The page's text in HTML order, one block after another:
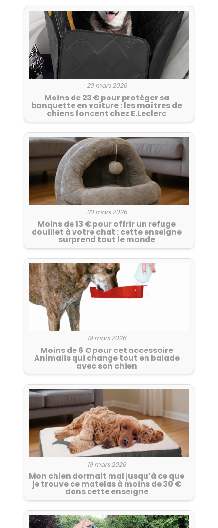
20 mars 2026
Moins de 23 € pour protéger sa
banquette en voiture : les maîtres de
chiens foncent chez E.Leclerc
20 mars 2026
Moins de 13 € pour offrir un refuge
douillet à votre chat : cette enseigne
surprend tout le monde
19 mars 2026
Moins de 6 € pour cet accessoire
Animalis qui change tout en balade
avec son chien
19 mars 2026
Mon chien dormait mal jusqu’à ce que
je trouve ce matelas à moins de 30 €
dans cette enseigne